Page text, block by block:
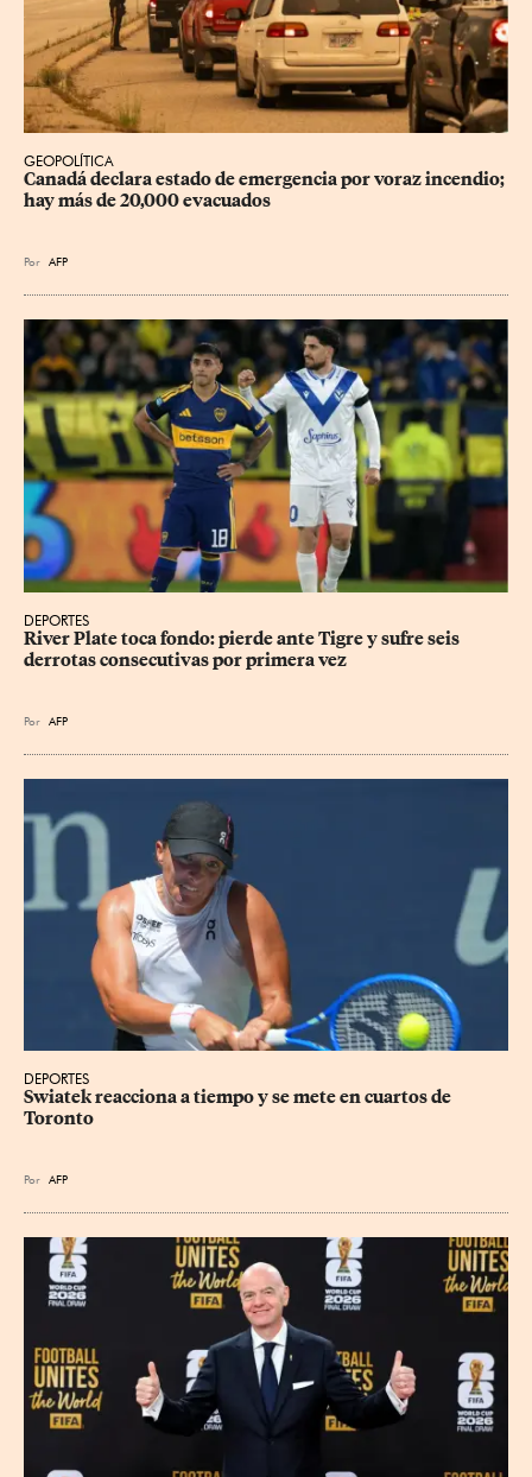
GEOPOLÍTICA
Canadá declara estado de emergencia por voraz incendio;
hay más de 20,000 evacuados
Por AFP
DEPORTES
River Plate toca fondo: pierde ante Tigre y sufre seis
derrotas consecutivas por primera vez
Por AFP
DEPORTES
Swiatek reacciona a tiempo y se mete en cuartos de
Toronto
Por AFP